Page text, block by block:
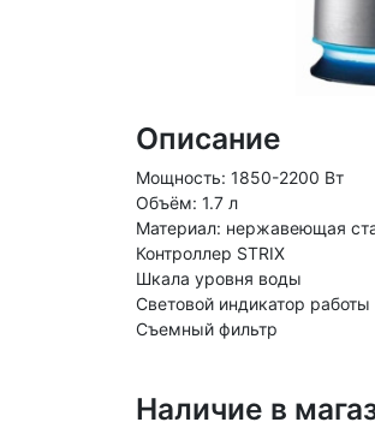
Описание
Мощность: 1850-2200 Вт
Объём: 1.7 л
Материал: нержавеющая
Контроллер STRIX
Шкала уровня воды
Световой индикатор работы
Съемный фильтр
Наличие в